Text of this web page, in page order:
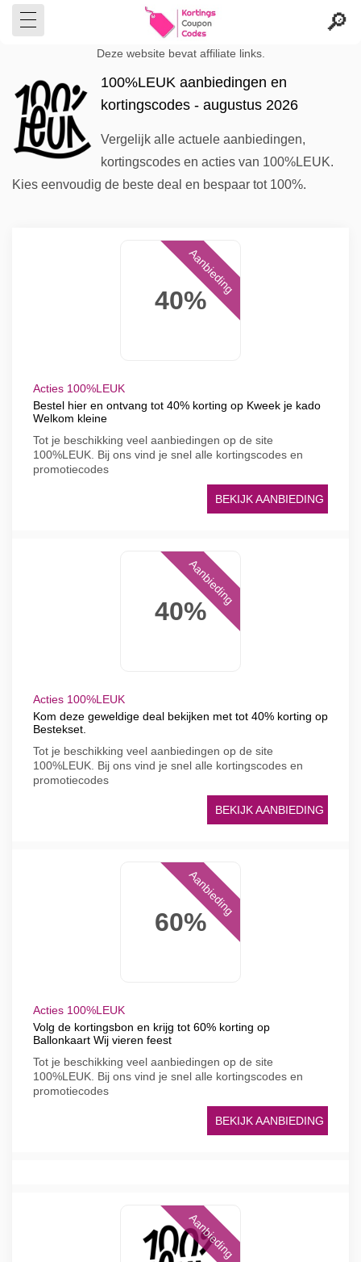
Deze website bevat affiliate links.
100%LEUK aanbiedingen en
kortingscodes - augustus 2026
Vergelijk alle actuele aanbiedingen,
kortingscodes en acties van 100%LEUK.
Kies eenvoudig de beste deal en bespaar tot 100%.
40%
Aanbieding
Acties 100%LEUK
Bestel hier en ontvang tot 40% korting op Kweek je kado
Welkom kleine
Tot je beschikking veel aanbiedingen op de site
100%LEUK. Bij ons vind je snel alle kortingscodes en
promotiecodes
BEKIJK AANBIEDING
40%
Aanbieding
Acties 100%LEUK
Kom deze geweldige deal bekijken met tot 40% korting op
Bestekset.
Tot je beschikking veel aanbiedingen op de site
100%LEUK. Bij ons vind je snel alle kortingscodes en
promotiecodes
BEKIJK AANBIEDING
60%
Aanbieding
Acties 100%LEUK
Volg de kortingsbon en krijg tot 60% korting op
Ballonkaart Wij vieren feest
Tot je beschikking veel aanbiedingen op de site
100%LEUK. Bij ons vind je snel alle kortingscodes en
promotiecodes
BEKIJK AANBIEDING
Aanbieding